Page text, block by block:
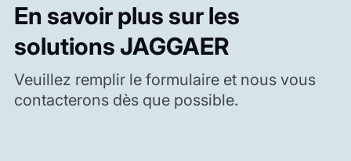
En savoir plus sur les
solutions JAGGAER
Veuillez remplir le formulaire et nous vous
contacterons dès que possible.